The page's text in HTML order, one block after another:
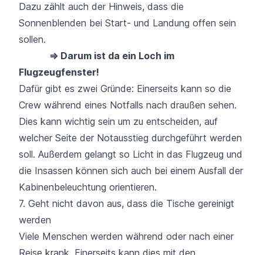
Dazu zählt auch der Hinweis, dass die
Sonnenblenden bei Start- und Landung offen sein
sollen.
⇒ Darum ist da ein Loch im
Flugzeugfenster!
Dafür gibt es zwei Gründe: Einerseits kann so die
Crew während eines Notfalls nach draußen sehen.
Dies kann wichtig sein um zu entscheiden, auf
welcher Seite der Notausstieg durchgeführt werden
soll. Außerdem gelangt so Licht in das Flugzeug und
die Insassen können sich auch bei einem Ausfall der
Kabinenbeleuchtung orientieren.
7. Geht nicht davon aus, dass die Tische gereinigt
werden
Viele Menschen werden während oder nach einer
Reise krank. Einerseits kann dies mit den